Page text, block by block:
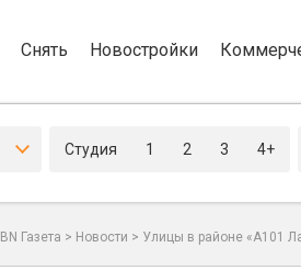
Снять Новостройки
Студия 1 2 3 4+
BN Газета > Новости > Улицы в районе «А101